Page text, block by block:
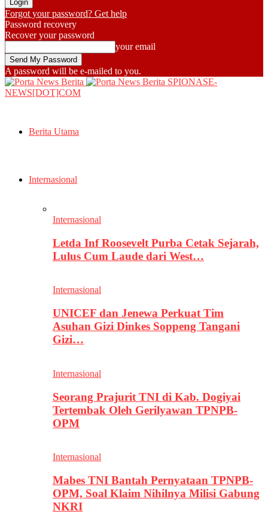
Forgot your password? Get help
Password recovery
Recover your password
your email
A password will be e-mailed to you.
SPIONASE-
NEWS[DOT]COM
Berita Utama
Internasional
Internasional
Letda Inf Roosevelt Purba Cetak Sejarah,
Lulus Cum Laude dari West…
Internasional
UNICEF dan Jenewa Perkuat Tim
Asuhan Gizi Dinkes Soppeng Tangani
Gizi…
Internasional
Seorang Prajurit TNI di Kab. Dogiyai
Tertembak Oleh Gerilyawan TPNPB-
OPM
Internasional
Mabes TNI Bantah Pernyataan TPNPB-
OPM, Soal Klaim Nihilnya Milisi Gabung
NKRI